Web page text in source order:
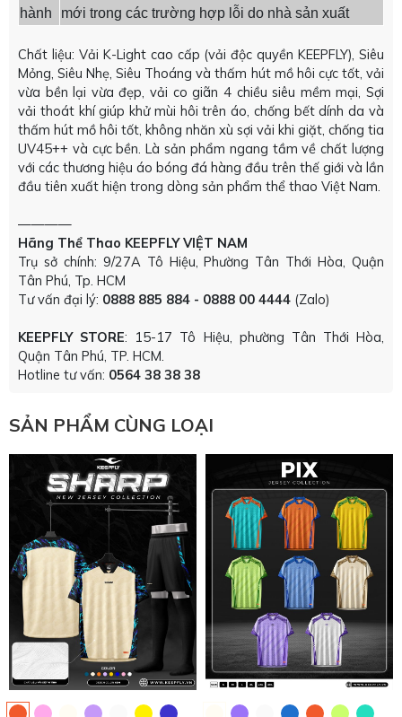
hành
mới trong các trường hợp lỗi do nhà sản xuất
Chất liệu: Vải K-Light cao cấp (vải độc quyền KEEPFLY), Siêu
Mỏng, Siêu Nhẹ, Siêu Thoáng và thấm hút mồ hôi cực tốt, vải
vừa bền lại vừa đẹp, vải co giãn 4 chiều siêu mềm mại, Sợi
vải thoát khí giúp khử mùi hôi trên áo, chống bết dính da và
thấm hút mồ hôi tốt, không nhăn xù sợi vải khi giặt, chống tia
UV45++ và cực bền. Là sản phẩm ngang tầm về chất lượng
với các thương hiệu áo bóng đá hàng đầu trên thế giới và lần
đầu tiên xuất hiện trong dòng sản phẩm thể thao Việt Nam.
————
Hãng Thể Thao KEEPFLY VIỆT NAM
Trụ sở chính: 9/27A Tô Hiệu, Phường Tân Thới Hòa, Quận
Tân Phú, Tp. HCM
Tư vấn đại lý: 0888 885 884 - 0888 00 4444 (Zalo)
KEEPFLY STORE: 15-17 Tô Hiệu, phường Tân Thới Hòa,
Quận Tân Phú, TP. HCM.
Hotline tư vấn: 0564 38 38 38
SẢN PHẨM CÙNG LOẠI